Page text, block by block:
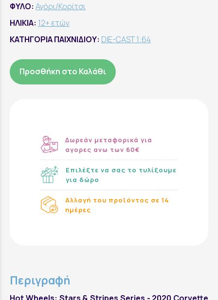
ΦΥΛΟ: Αγόρι/Κορίτσι
ΗΛΙΚΙΑ: 12+ ετών
ΚΑΤΗΓΟΡΙΑ ΠΑΙΧΝΙΔΙΟΥ: DIE-CAST 1:64
Προσθήκη στο Καλάθι
Δωρεάν μεταφορικά για
αγορες ανω των 60€
Επιλέξτε να σας το τυλίξουμε
για δώρο
Αλλαγή του προϊόντος σε 14
ημέρες
Περιγραφή